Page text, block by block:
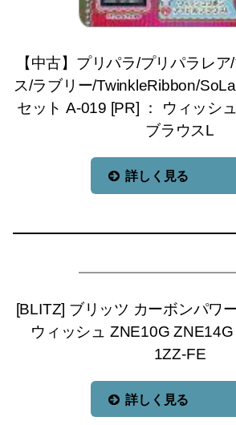
【中古】プリパラ/プリパラレ
ス/ラブリー/TwinkleRibbon/
セット A-019 [PR] ： ウィッシ
ブラウスL
詳しく見る
[BLITZ] ブリッツ カーボンパワ
ウィッシュ ZNE10G
1ZZ-FE
詳しく見る